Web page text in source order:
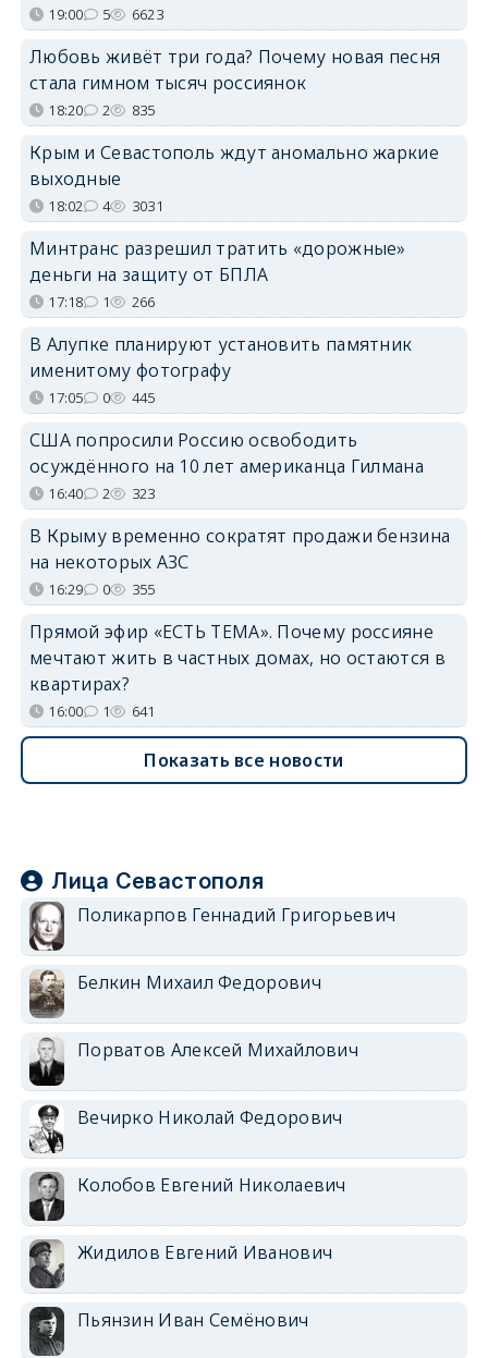
19:00 5 6623
Любовь живёт три года? Почему новая песня
стала гимном тысяч россиянок
18:20 2 835
Крым и Севастополь ждут аномально жаркие
выходные
18:02 4 3031
Минтранс разрешил тратить «дорожные»
деньги на защиту от БПЛА
17:18 1 266
В Алупке планируют установить памятник
именитому фотографу
17:05 0 445
США попросили Россию освободить
осуждённого на 10 лет американца Гилмана
16:40 2 323
В Крыму временно сократят продажи бензина
на некоторых АЗС
16:29 0 355
Прямой эфир «ЕСТЬ ТЕМА». Почему россияне
мечтают жить в частных домах, но остаются в
квартирах?
16:00 1 641
Показать все новости
Лица Севастополя
Поликарпов Геннадий Григорьевич
Белкин Михаил Федорович
Порватов Алексей Михайлович
Вечирко Николай Федорович
Колобов Евгений Николаевич
Жидилов Евгений Иванович
Пьянзин Иван Семёнович